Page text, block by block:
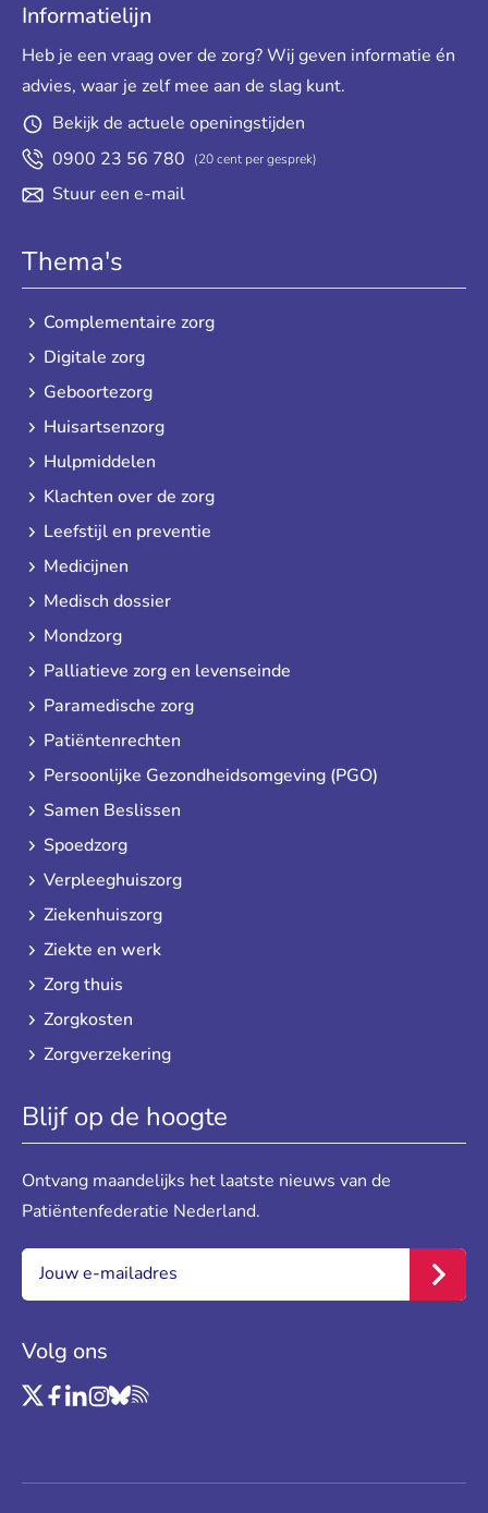
Informatielijn
Heb je een vraag over de zorg? Wij geven informatie én
advies, waar je zelf mee aan de slag kunt.
Bekijk de actuele openingstijden
0900 23 56 780
(20 cent per gesprek)
Stuur een e-mail
Thema's
Complementaire zorg
Digitale zorg
Geboortezorg
Huisartsenzorg
Hulpmiddelen
Klachten over de zorg
Leefstijl en preventie
Medicijnen
Medisch dossier
Mondzorg
Palliatieve zorg en levenseinde
Paramedische zorg
Patiëntenrechten
Persoonlijke Gezondheidsomgeving (PGO)
Samen Beslissen
Spoedzorg
Verpleeghuiszorg
Ziekenhuiszorg
Ziekte en werk
Zorg thuis
Zorgkosten
Zorgverzekering
Blijf op de hoogte
Ontvang maandelijks het laatste nieuws van de
Patiëntenfederatie Nederland.
E-mail:
Volg ons
Link naar Twitter
Link naar Facebook
Link naar LinkedIn
Link naar Instagram
Link naar Bluesky
Link naar RSS